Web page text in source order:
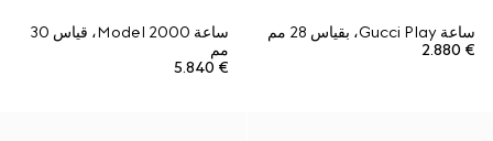
ساعة Gucci Play، بقياس 28 مم
€ 2.880
ساعة Model 2000، قياس 30
مم
€ 5.840